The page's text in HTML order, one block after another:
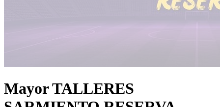
Mayor TALLERES